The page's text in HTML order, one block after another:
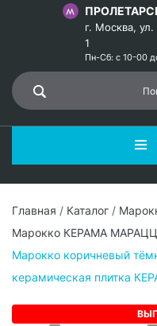
г. Москва,
1
Пн-Сб: с 10-00
Главная / Каталог /
Марокко КЕРАМА
Марокко коричневый
керамическая плитка